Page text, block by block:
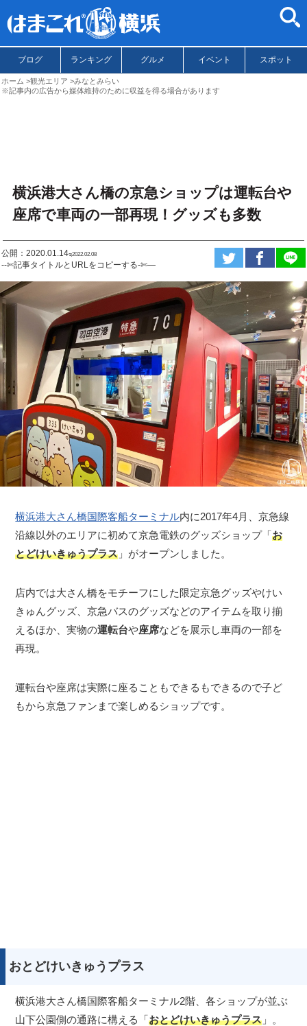
ブログ ランキング グルメ イベント スポット
ホーム 観光エリア
みなとみらい
※記事内の広告から媒体維持のために収益を得る場合があります
横浜港大さん橋の京急ショップは運転台や
座席で車両の一部再現！グッズも多数
公開：2020.01.14ಇ2022.02.08
--✄記事タイトルとURLをコピーする-✄—
横浜港大さん橋国際客船ターミナル内に2017年4月、京急線
沿線以外のエリアに初めて京急電鉄のグッズショップ「お
とどけいきゅうプラス 」がオープンしました。
店内では大さん橋をモチーフにした限定京急グッズやけい
きゅんグッズ、京急バスのグッズなどのアイテムを取り揃
えるほか、実物の運転台や座席などを展示し車両の一部を
再現。
運転台や座席は実際に座ることもできるもできるので子ど
もから京急ファンまで楽しめるショップです。
おとどけいきゅうプラス
横浜港大さん橋国際客船ターミナル2階、各ショップが並ぶ
山下公園側の通路に構える「おとどけいきゅうプラス 」。